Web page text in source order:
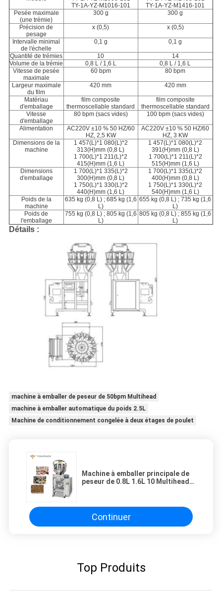
TY-1A-YZ-M1016-101
TY-1A-YZ-M1416-101
Pesée maximale
(une trémie)
300 g 300 g
Précision de
pesage
x (0,5) x (0,5)
Intervalle minimal
de l'échelle
0,1 g 0,1 g
Quantité de trémies 10
14
Volume de la trémie
0,8 L / 1,6 L
0,8 L / 1,6 L
Vitesse de pesée
maximale
60 bpm 80 bpm
Largeur maximale
du film
420 mm 420 mm
Matériau
d'emballage
film composite
thermoscellable standard
film composite
thermoscellable standard
Vitesse
d'emballage
80 bpm (sacs vides) 100 bpm (sacs vides)
Alimentation
AC220V ±10 % 50 HZ/60
HZ, 2,5 KW
AC220V ±10 % 50 HZ/60
HZ, 3 KW
Dimensions de la
machine
1 457(L)*1 080(L)*2
313(H)mm (0,8 L)
1 700(L)*1 211(L)*2
415(H)mm (1,6 L)
1 457(L)*1 080(L)*2
391(H)mm (0,8 L)
1 700(L)*1 211(L)*2
515(H)mm (1,6 L)
Dimensions
d'emballage
1 700(L)*1 335(L)*2
300(H)mm (0,8 L)
1 750(L)*1 330(L)*2
440(H)mm (1,6 L)
1 700(L)*1 335(L)*2
400(H)mm (0,8 L)
1 750(L)*1 330(L)*2
540(H)mm (1,6 L)
Poids de la
machine
635 kg (0,8 L) ; 685 kg (1,6
L)
655 kg (0,8 L) ; 735 kg (1,6
L)
Poids de
l'emballage
755 kg (0,8 L) ; 805 kg (1,6
L)
805 kg (0,8 L) ; 855 kg (1,6
L)
Détails :
machine à emballer de peseur de 50bpm Multihead
machine à emballer automatique du poids 2.5L
Machine de conditionnement congelée à deux étages de poulet
Machine à emballer principale de
peseur de 0.8L 1.6L 10 Multihead
Continuer
Top Produits